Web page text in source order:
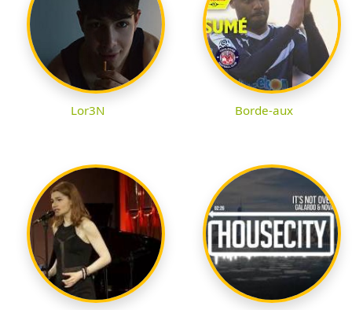
Lor3N Borde-aux